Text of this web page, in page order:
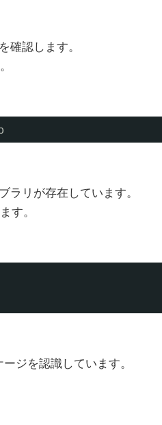
確認します。
ラリが存在しています。
す。
ジを認識しています。